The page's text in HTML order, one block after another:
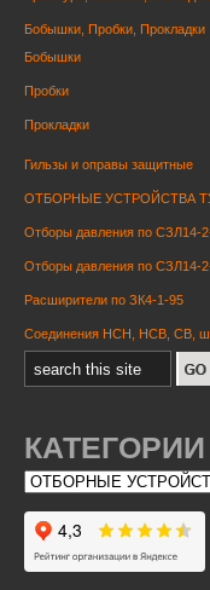
Бобышки, Пробки, Прокладки
Бобышки
Пробки
Прокладки
Гильзы и оправы защитные
ОТБОРНЫЕ УСТРОЙСТВА ТУ
Отборы давления по СЗЛ14-
Отборы давления по СЗЛ14-
Расширители по ЗК4-1-95
Соединения НСН, НСВ, СВ,